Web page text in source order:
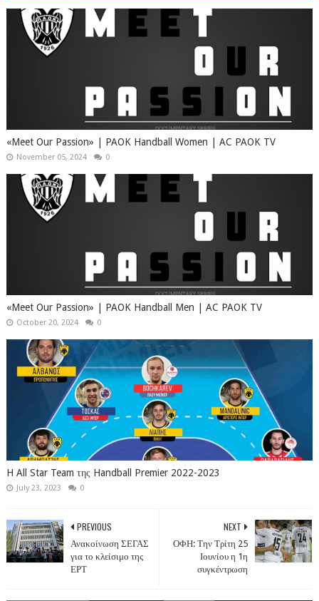
«Meet Our Passion» | PAOK Handball Women | AC PAOK TV
November 05, 2024 0
«Meet Our Passion» | PAOK Handball Men | AC PAOK TV
October 20, 2024 0
H All Star Team της Handball Premier 2022-2023
July 23, 2023 0
NEXT
ΟΦΗ: Την Τρίτη 25
Ιουνίου η 1η
συγκέντρωση
PREVIOUS
Ανακοίνωση ΣΕΓΑΣ
για το κλείσιμο της
ΕΡΤ